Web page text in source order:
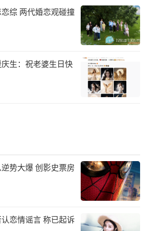
就够了。
他们这种态度的。不解释，不
然流动。成年人的世界本来就
把友情也搞得那么累呢。有时
忘记，不关注不代表不在意。
人饮水冷暖自知。外人看着是
其他都不重要了。（责任编辑：zx00
综 两代婚恋观碰撞
生：祝老婆生日快
势大爆 创影史票房
恋情谣言 称已起诉